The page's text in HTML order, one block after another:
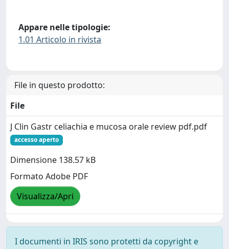
Appare nelle tipologie:
1.01 Articolo in rivista
File in questo prodotto:
File
J Clin Gastr celiachia e mucosa orale review pdf.pdf
accesso aperto
Dimensione 138.57 kB
Formato Adobe PDF
Visualizza/Apri
I documenti in IRIS sono protetti da copyright e